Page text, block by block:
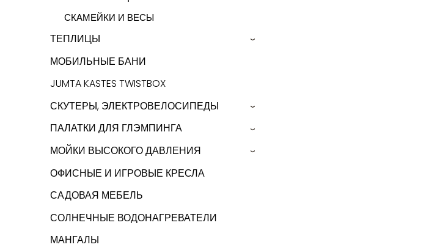
СКАМЕЙКИ И ВЕСЫ
ТЕПЛИЦЫ ›
МОБИЛЬНЫЕ БАНИ
JUMTA KASTES TWISTBOX
СКУТЕРЫ, ЭЛЕКТРОВЕЛОСИПЕДЫ
›
ПАЛАТКИ ДЛЯ ГЛЭМПИНГА ›
МОЙКИ ВЫСОКОГО ДАВЛЕНИЯ ›
ОФИСНЫЕ И ИГРОВЫЕ КРЕСЛА
САДОВАЯ МЕБЕЛЬ
СОЛНЕЧНЫЕ ВОДОНАГРЕВАТЕЛИ
МАНГАЛЫ